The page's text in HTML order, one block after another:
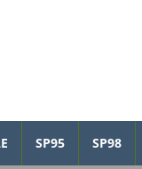
SP95 SP98